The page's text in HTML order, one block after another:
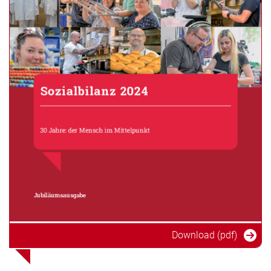
Download (pdf)